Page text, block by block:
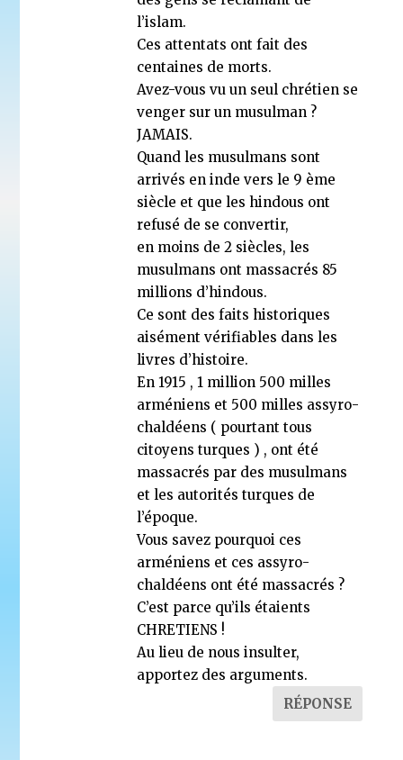
l’islam.
Ces attentats ont fait des
centaines de morts.
Avez-vous vu un seul chrétien se
venger sur un musulman ?
JAMAIS.
Quand les musulmans sont
arrivés en inde vers le 9 ème
siècle et que les hindous ont
refusé de se convertir,
en moins de 2 siècles, les
musulmans ont massacrés 85
millions d’hindous.
Ce sont des faits historiques
aisément vérifiables dans les
livres d’histoire.
En 1915 , 1 million 500 milles
arméniens et 500 milles assyro-
chaldéens ( pourtant tous
citoyens turques ) , ont été
massacrés par des musulmans
et les autorités turques de
l’époque.
Vous savez pourquoi ces
arméniens et ces assyro-
chaldéens ont été massacrés ?
C’est parce qu’ils étaients
CHRETIENS !
Au lieu de nous insulter,
apportez des arguments.
RÉPONSE